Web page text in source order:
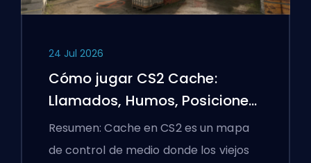
24 Jul 2026
Cómo jugar CS2 Cache:
Llamados, Humos, Posiciones
y Consejos Premier
Resumen: Cache en CS2 es un mapa
de control de medio donde los viejos